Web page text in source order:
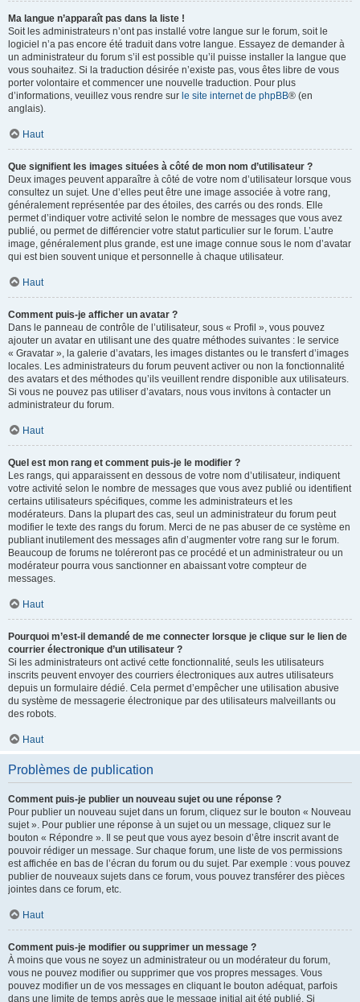
Ma langue n’apparaît pas dans la liste !
Soit les administrateurs n’ont pas installé votre langue sur le forum, soit le
logiciel n’a pas encore été traduit dans votre langue. Essayez de demander à
un administrateur du forum s’il est possible qu’il puisse installer la langue que
vous souhaitez. Si la traduction désirée n’existe pas, vous êtes libre de vous
porter volontaire et commencer une nouvelle traduction. Pour plus
d’informations, veuillez vous rendre sur le site internet de phpBB® (en
anglais).
Haut
Que signifient les images situées à côté de mon nom d’utilisateur ?
Deux images peuvent apparaître à côté de votre nom d’utilisateur lorsque vous
consultez un sujet. Une d’elles peut être une image associée à votre rang,
généralement représentée par des étoiles, des carrés ou des ronds. Elle
permet d’indiquer votre activité selon le nombre de messages que vous avez
publié, ou permet de différencier votre statut particulier sur le forum. L’autre
image, généralement plus grande, est une image connue sous le nom d’avatar
qui est bien souvent unique et personnelle à chaque utilisateur.
Haut
Comment puis-je afficher un avatar ?
Dans le panneau de contrôle de l’utilisateur, sous « Profil », vous pouvez
ajouter un avatar en utilisant une des quatre méthodes suivantes : le service
« Gravatar », la galerie d’avatars, les images distantes ou le transfert d’images
locales. Les administrateurs du forum peuvent activer ou non la fonctionnalité
des avatars et des méthodes qu’ils veuillent rendre disponible aux utilisateurs.
Si vous ne pouvez pas utiliser d’avatars, nous vous invitons à contacter un
administrateur du forum.
Haut
Quel est mon rang et comment puis-je le modifier ?
Les rangs, qui apparaissent en dessous de votre nom d’utilisateur, indiquent
votre activité selon le nombre de messages que vous avez publié ou identifient
certains utilisateurs spécifiques, comme les administrateurs et les
modérateurs. Dans la plupart des cas, seul un administrateur du forum peut
modifier le texte des rangs du forum. Merci de ne pas abuser de ce système en
publiant inutilement des messages afin d’augmenter votre rang sur le forum.
Beaucoup de forums ne toléreront pas ce procédé et un administrateur ou un
modérateur pourra vous sanctionner en abaissant votre compteur de
messages.
Haut
Pourquoi m’est-il demandé de me connecter lorsque je clique sur le lien de
courrier électronique d’un utilisateur ?
Si les administrateurs ont activé cette fonctionnalité, seuls les utilisateurs
inscrits peuvent envoyer des courriers électroniques aux autres utilisateurs
depuis un formulaire dédié. Cela permet d’empêcher une utilisation abusive
du système de messagerie électronique par des utilisateurs malveillants ou
des robots.
Haut
Problèmes de publication
Comment puis-je publier un nouveau sujet ou une réponse ?
Pour publier un nouveau sujet dans un forum, cliquez sur le bouton « Nouveau
sujet ». Pour publier une réponse à un sujet ou un message, cliquez sur le
bouton « Répondre ». Il se peut que vous ayez besoin d’être inscrit avant de
pouvoir rédiger un message. Sur chaque forum, une liste de vos permissions
est affichée en bas de l’écran du forum ou du sujet. Par exemple : vous pouvez
publier de nouveaux sujets dans ce forum, vous pouvez transférer des pièces
jointes dans ce forum, etc.
Haut
Comment puis-je modifier ou supprimer un message ?
À moins que vous ne soyez un administrateur ou un modérateur du forum,
vous ne pouvez modifier ou supprimer que vos propres messages. Vous
pouvez modifier un de vos messages en cliquant le bouton adéquat, parfois
dans une limite de temps après que le message initial ait été publié. Si